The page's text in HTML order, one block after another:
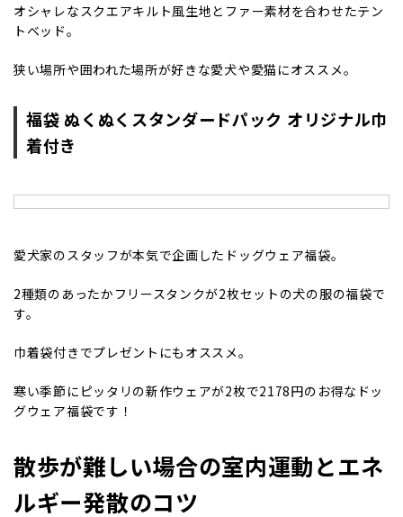
オシャレなスクエアキルト風生地とファー素材を合わせたテン
トベッド。
狭い場所や囲われた場所が好きな愛犬や愛猫にオススメ。
福袋 ぬくぬくスタンダードパック オリジナル巾
着付き
愛犬家のスタッフが本気で企画したドッグウェア福袋。
2種類のあったかフリースタンクが2枚セットの犬の服の福袋で
す。
巾着袋付きでプレゼントにもオススメ。
寒い季節にピッタリの新作ウェアが2枚で2178円のお得なドッ
グウェア福袋です！
散歩が難しい場合の室内運動とエネ
ルギー発散のコツ